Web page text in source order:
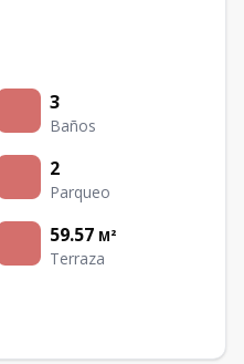
3
Baños
2
Parqueo
59.57 M²
Terraza